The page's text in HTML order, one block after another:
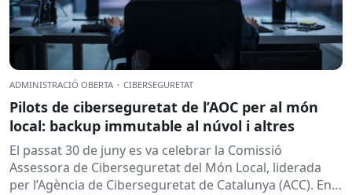
ADMINISTRACIÓ OBERTA · CIBERSEGURETAT
Pilots de ciberseguretat de l’AOC per al món
local: backup immutable al núvol i altres
El passat 30 de juny es va celebrar la Comissió
Assessora de Ciberseguretat del Món Local, liderada
per l’Agència de Ciberseguretat de Catalunya (ACC). En